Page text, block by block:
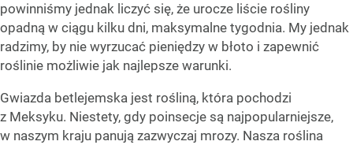
powinniśmy jednak liczyć się, że urocze liście rośliny
opadną w ciągu kilku dni, maksymalne tygodnia. My jednak
radzimy, by nie wyrzucać pieniędzy w błoto i zapewnić
roślinie możliwie jak najlepsze warunki.
Gwiazda betlejemska jest rośliną, która pochodzi
z Meksyku. Niestety, gdy poinsecje są najpopularniejsze,
w naszym kraju panują zazwyczaj mrozy. Nasza roślina